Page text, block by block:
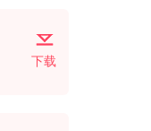
下载